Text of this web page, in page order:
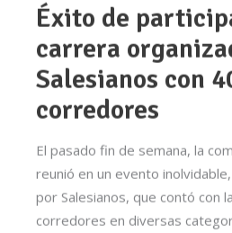
Éxito de
carrera
Salesianos con
corredores
El pasado fin de semana, la
reunió en un evento
por Salesianos, que contó con
corredores en diversas